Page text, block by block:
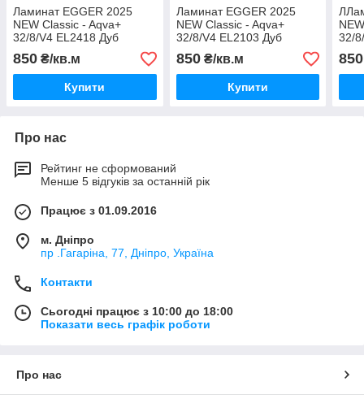
Ламинат EGGER 2025
NEW Classic - Aqva+
32/8/V4 EL2418 Дуб
Мелба коричневий
850 ₴/кв.м
Купити
Ламинат EGGER 2025
NEW Classic - Aqva+
32/8/V4 EL2103 Дуб
Даннінгтон темний
850₴/кв.м
Купити
32/
850
Про нас
Рейтинг не сформований
Менше 5 відгуків за останній рік
Працює з 01.09.2016
м. Дніпро
пр .Гагаріна, 77, Дніпро, Україна
Контакти
Сьогодні працює з 10:00 до 18:00
Показати весь графік роботи
Про нас